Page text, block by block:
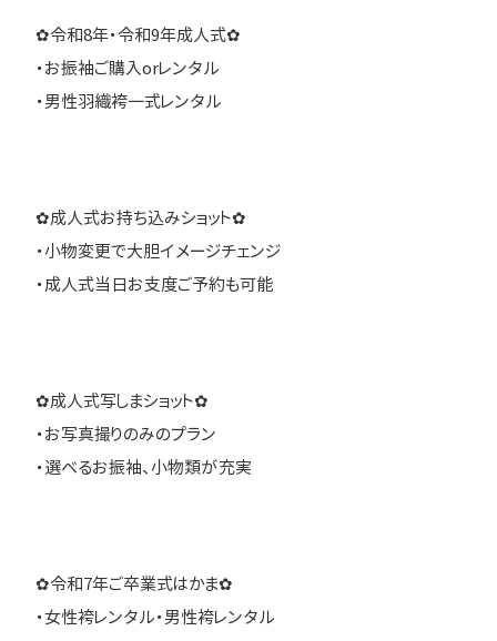
✿令和8年・令和9年成人式✿
・お振袖ご購入orレンタル
・男性羽織袴一式レンタル
✿成人式お持ち込みショット✿
・小物変更で大胆イメージチェンジ
・成人式当日お支度ご予約も可能
✿成人式写しまショット✿
・お写真撮りのみのプラン
・選べるお振袖、小物類が充実
✿令和7年ご卒業式はかま✿
・女性袴レンタル・男性袴レンタル